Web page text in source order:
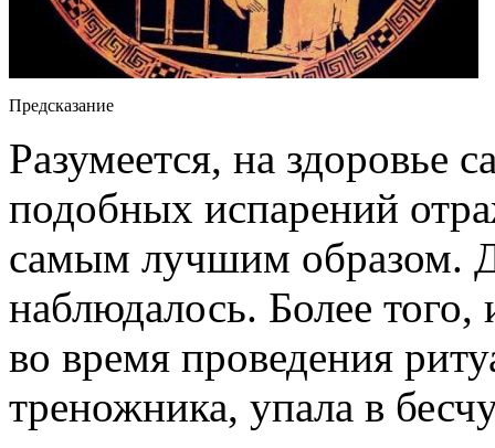
Предсказание
Разумеется, на здоровье
подобных испарений
самым лучшим образом.
наблюдалось. Более того,
во время проведения
треножника, упала в